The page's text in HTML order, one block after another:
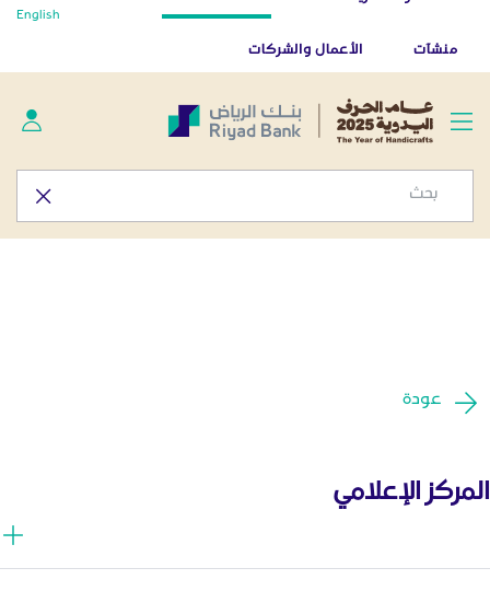
أخبار صحفية - المركز الإعلامي
تطبيق بنك الرياض
منشآت الأعمال والشركات
English
عودة
المركز الإعلامي